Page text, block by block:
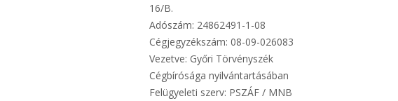
16/B.
Adószám: 24862491-1-08
Cégjegyzékszám: 08-09-026083
Vezetve: Győri Törvényszék
Cégbírósága nyilvántartásában
Felügyeleti szerv: PSZÁF / MNB